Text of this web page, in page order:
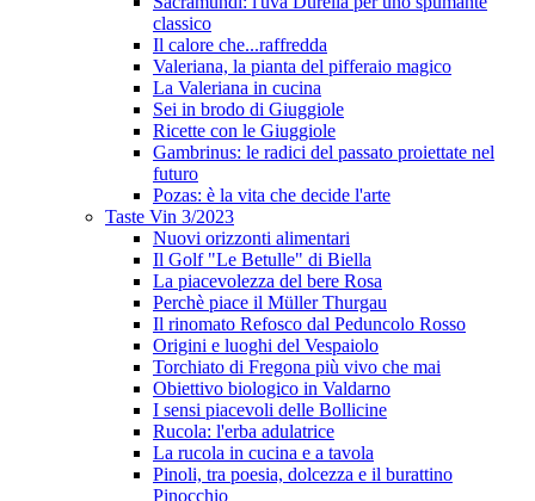
classico
Il calore che...raffredda
Valeriana, la pianta del pifferaio magico
La Valeriana in cucina
Sei in brodo di Giuggiole
Ricette con le Giuggiole
Gambrinus: le radici del passato proiettate nel
futuro
Pozas: è la vita che decide l'arte
Taste Vin 3/2023
Nuovi orizzonti alimentari
Il Golf "Le Betulle" di Biella
La piacevolezza del bere Rosa
Perchè piace il Müller Thurgau
Il rinomato Refosco dal Peduncolo Rosso
Origini e luoghi del Vespaiolo
Torchiato di Fregona più vivo che mai
Obiettivo biologico in Valdarno
I sensi piacevoli delle Bollicine
Rucola: l'erba adulatrice
La rucola in cucina e a tavola
Pinoli, tra poesia, dolcezza e il burattino
Pinocchio